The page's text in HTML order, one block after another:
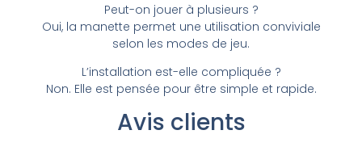
Peut-on jouer à plusieurs ?
Oui, la manette permet une utilisation conviviale
selon les modes de jeu.
L’installation est-elle compliquée ?
Non. Elle est pensée pour être simple et rapide.
Avis clients